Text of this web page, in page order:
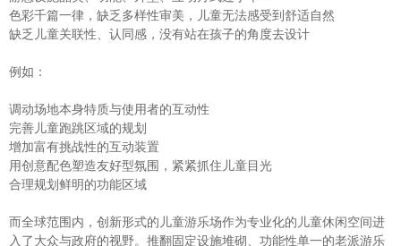
色彩千篇一律，缺乏多样性审美，儿童无法感受到舒适自然
缺乏儿童关联性、认同感，没有站在孩子的角度去设计
例如：
调动场地本身特质与使用者的互动性
完善儿童跑跳区域的规划
增加富有挑战性的互动装置
用创意配色塑造友好型氛围，紧紧抓住儿童目光
合理规划鲜明的功能区域
而全球范围内，创新形式的儿童游乐场作为专业化的儿童休闲空间进
入了大众与政府的视野。推翻固定设施堆砌、功能性单一的老派游乐